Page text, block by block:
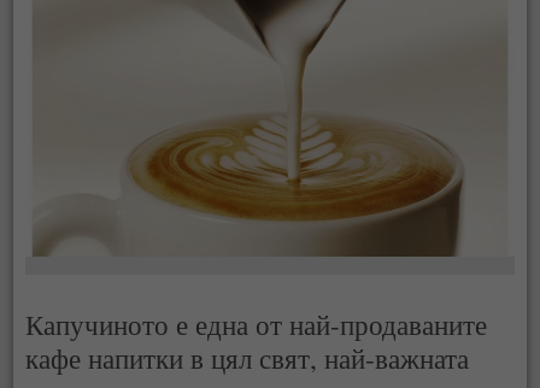
Капучиното е една от най-продаваните
кафе напитки в цял свят, най-важната